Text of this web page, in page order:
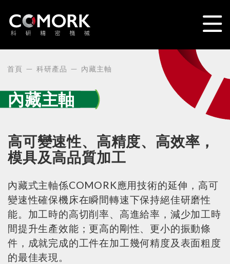
首頁 科研產品 內藏主軸
內藏主軸
高可變速性、高精度、高效率，
模具及高品質加工
內藏式主軸係COMORK應用技術的延伸，高可
變速性確保機床在瞬間轉速下保持絕佳研磨性
能。加工時的高切削率、高進給率，減少加工時
間提升生產效能；更高的剛性、更小的振動條
件，成就完成的工件在加工幾何精度及表面粗度
的最佳表現。